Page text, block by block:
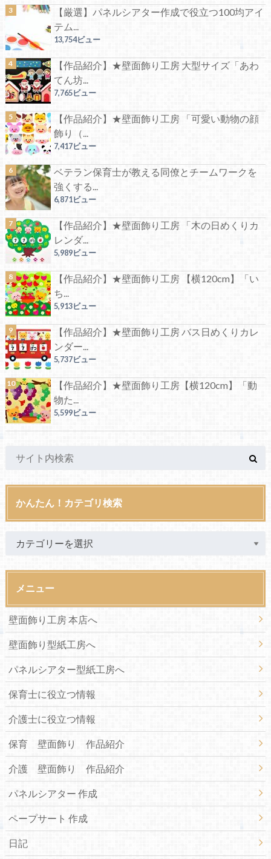
【厳選】パネルシアター作成で役立つ100均アイ
テム...
13,754ビュー
【作品紹介】★壁面飾り工房 大型サイズ「あわ
てん坊...
7,765ビュー
【作品紹介】★壁面飾り工房 「可愛い動物の顔
飾り（...
7,417ビュー
ベテラン保育士が教える同僚とチームワークを
強くする...
6,871ビュー
【作品紹介】★壁面飾り工房 「木の日めくりカ
レンダ...
5,989ビュー
【作品紹介】★壁面飾り工房 【横120cm】「い
ち...
5,913ビュー
【作品紹介】★壁面飾り工房 バス日めくりカレ
ンダー...
5,737ビュー
【作品紹介】★壁面飾り工房【横120cm】「動
物た...
5,599ビュー
かんたん！カテゴリ検索
メニュー
壁面飾り工房 本店へ
壁面飾り型紙工房へ
パネルシアター型紙工房へ
保育士に役立つ情報
介護士に役立つ情報
保育 壁面飾り 作品紹介
介護 壁面飾り 作品紹介
パネルシアター 作成
ペープサート 作成
日記